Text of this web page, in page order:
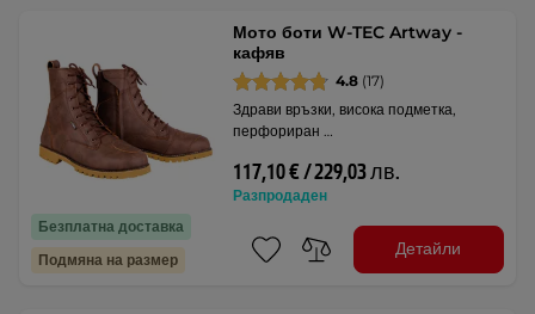
Безплатна доставка
Подмяна на размер
Мото боти W-TEC Artway -
кафяв
4.8 (17)
Здрави връзки, висока подметка,
перфориран …
117,10 € / 229,03 лв.
Разпродаден
Детайли